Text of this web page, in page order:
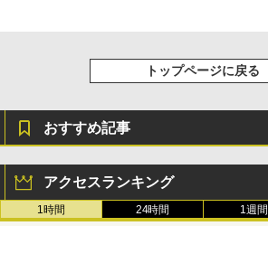
￥115,980
トップページに戻る
おすすめ記事
アクセスランキング
1時間 24時間 1週間